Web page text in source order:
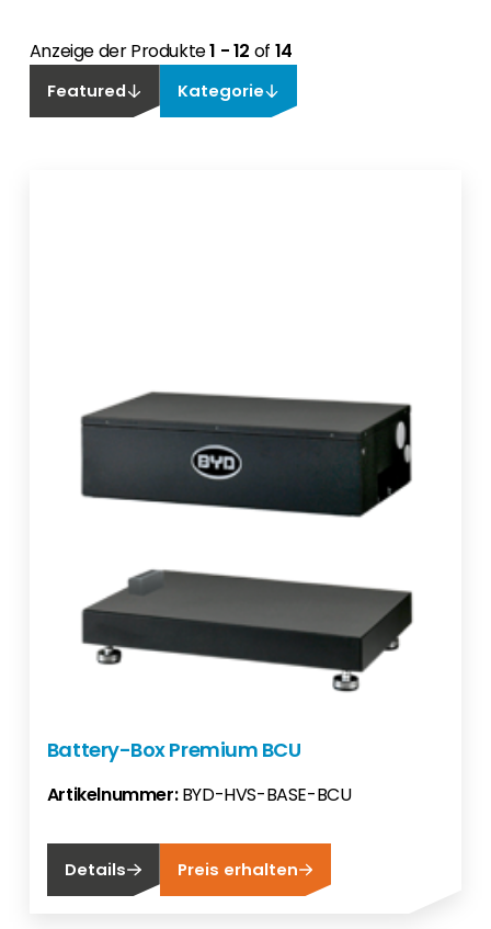
Anzeige der Produkte1 - 12 of 14
Featured Kategorie
Battery-Box Premium BCU
Artikelnummer:BYD-HVS-BASE-BCU
Details Preis erhalten